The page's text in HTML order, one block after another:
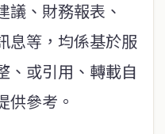
議、財務報表、
息等，均係基於服
、或引用、轉載自
供參考。